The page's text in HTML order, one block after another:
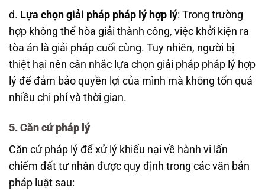
d. Lựa chọn giải pháp pháp lý hợp lý: Trong trường
hợp không thể hòa giải thành công, việc khởi kiện ra
tòa án là giải pháp cuối cùng. Tuy nhiên, người bị
thiệt hại nên cân nhắc lựa chọn giải pháp pháp lý hợp
lý để đảm bảo quyền lợi của mình mà không tốn quá
nhiều chi phí và thời gian.
5. Căn cứ pháp lý
Căn cứ pháp lý để xử lý khiếu nại về hành vi lấn
chiếm đất tư nhân được quy định trong các văn bản
pháp luật sau: